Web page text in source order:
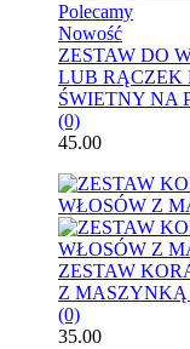
Polecamy
Nowość
ZESTAW DO
LUB RĄCZEK
ŚWIETNY NA
(0)
45.00
ZESTAW
Z
(0)
35.00